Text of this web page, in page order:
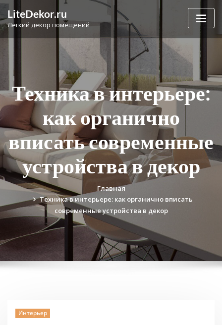
Перейти
к
содержимому
LiteDekor.ru
Легкий декор помещений
Техника в интерьере:
как органично
вписать современные
устройства в декор
Главная
Техника в интерьере: как органично вписать
современные устройства в декор
Интерьер